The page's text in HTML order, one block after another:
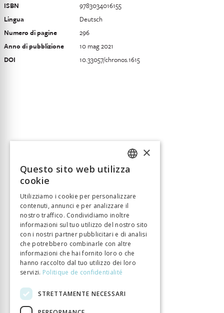
ISBN
9783034016155
Lingua
Deutsch
Numero di pagine
296
Anno di pubblizione
10 mag 2021
DOI
10.33057/chronos.1615
FRENCH
×
Questo sito web utilizza
cookie
Utilizziamo i cookie per personalizzare
contenuti, annunci e per analizzare il
nostro traffico. Condividiamo inoltre
informazioni sul tuo utilizzo del nostro sito
con i nostri partner pubblicitari e di analisi
che potrebbero combinarle con altre
informazioni che hai fornito loro o che
hanno raccolto dal tuo utilizzo dei loro
servizi. Politique de confidentialité
STRETTAMENTE NECESSARI